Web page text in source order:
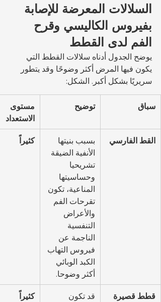
السلالات المعرضة للإصابة
بفيروس الكاليسي وقرح
الفم لدى القطط
يوضح الجدول أدناه سلالات القطط التي
يكون فيها المرض أكثر وضوحًا وقد يتطور
سريريًا بشكل أكبر. الشكل:
سباق توضيح
مستوى
الاستعداد
القط الفارسي
بسبب بنيتها
الأنفية الضيقة
تشريحيا
وحساسيتها
المناعية، تكون
تقرحات الفم
والأعراض
التنفسية
الناجمة عن
فيروس التهاب
الكبد الوبائي
أكثر وضوحا.
كثيراً
قطط قصيرة
قد تكون
كثيراً